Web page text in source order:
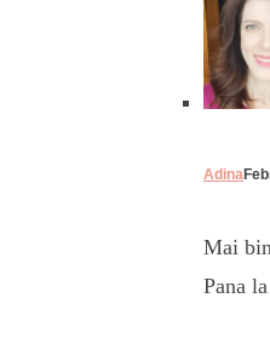
Adina
Mai
Pana